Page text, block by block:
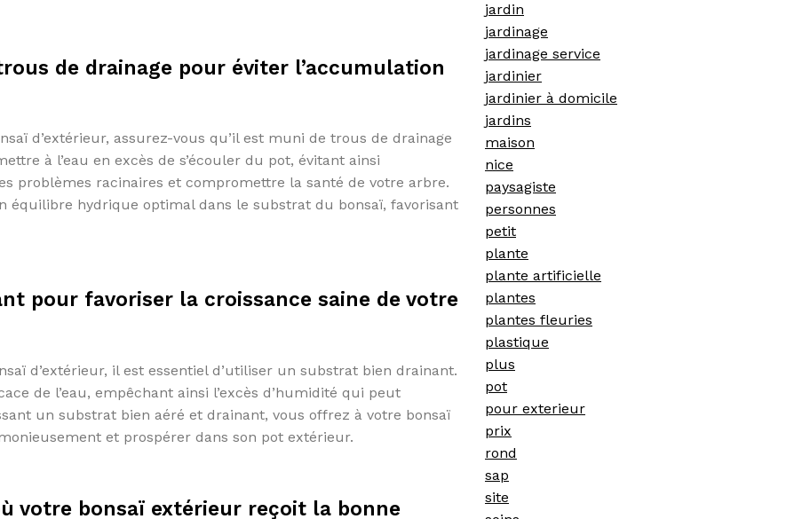
de drainage pour éviter l’accumulation
d’extérieur, assurez-vous qu’il est muni de trous de drainage
à l’eau en excès de s’écouler du pot, évitant ainsi
problèmes racinaires et compromettre la santé de votre arbre.
équilibre hydrique optimal dans le substrat du bonsaï, favorisant
pour favoriser la croissance saine de votre
d’extérieur, il est essentiel d’utiliser un substrat bien drainant.
de l’eau, empêchant ainsi l’excès d’humidité qui peut
un substrat bien aéré et drainant, vous offrez à votre bonsaï
et prospérer dans son pot extérieur.
votre bonsaï extérieur reçoit la bonne
jardin
jardinage
jardinage service
jardinier
jardinier à domicile
jardins
maison
nice
paysagiste
personnes
petit
plante
plante artificielle
plantes
plantes fleuries
plastique
plus
pot
pour exterieur
prix
rond
sap
site